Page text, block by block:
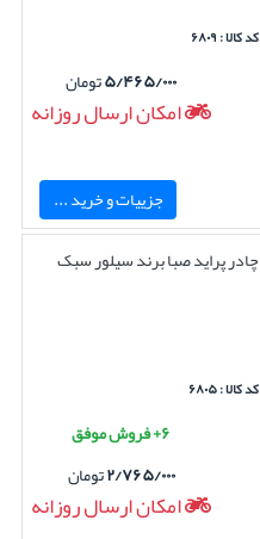
کد کالا : ۶۸۰۹
۵/۴۶۵/۰۰۰تومان
امکان ارسال روزانه
جزییات و خرید ...
چادر پراید صبا برند سیلور سبک
کد کالا : ۶۸۰۵
۶+ فروش موفق
۲/۷۶۵/۰۰۰تومان
امکان ارسال روزانه